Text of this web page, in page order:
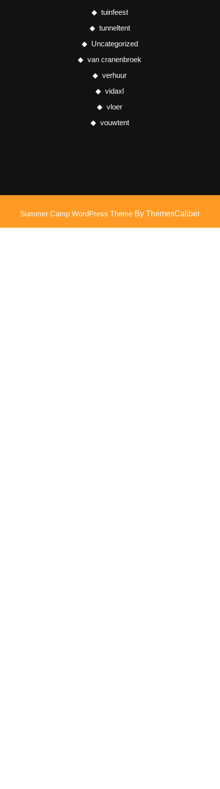
tuinfeest
tunneltent
Uncategorized
van cranenbroek
verhuur
vidaxl
vloer
vouwtent
Summer Camp WordPress Theme By ThemesCaliber